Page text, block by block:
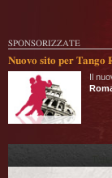
SPONSORIZZATE
Nuovo sito per Tango
Il